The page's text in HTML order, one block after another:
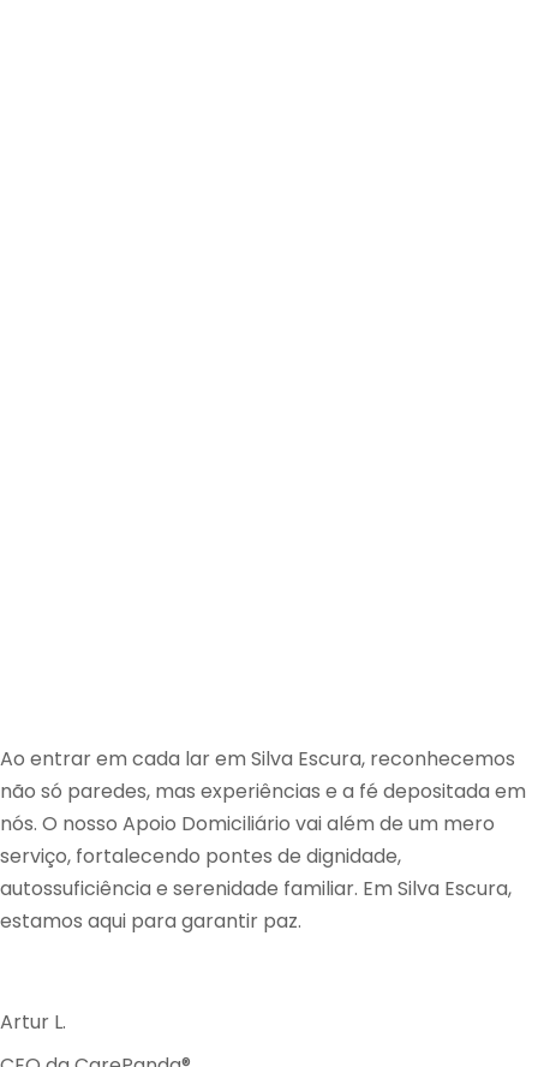
Ao entrar em cada lar em Silva Escura, reconhecemos
não só paredes, mas experiências e a fé depositada em
nós. O nosso Apoio Domiciliário vai além de um mero
serviço, fortalecendo pontes de dignidade,
autossuficiência e serenidade familiar. Em Silva Escura,
estamos aqui para garantir paz.
Artur L.